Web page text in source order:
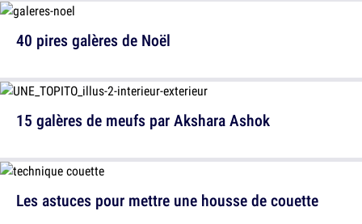
40 pires galères de Noël
Les astuces pour mettre une housse de couette
15 galères de meufs par Akshara Ashok